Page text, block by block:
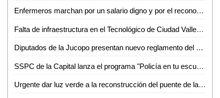
Enfermeros marchan por un salario digno y por el reconocimiento de su labor
Falta de infraestructura en el Tecnológico de Ciudad Valles limita a los jóvenes para estudiar: Héctor Aguilar
Diputados de la Jucopo presentan nuevo reglamento del Congreso de SLP
SSPC de la Capital lanza el programa "Policía en tu escuela" para reforzar la protección de niñas, niños y adolescentes*
Urgente dar luz verde a la reconstrucción del puente de la Avenida Universidad: SGG